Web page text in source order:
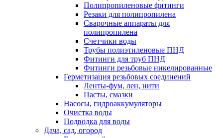
Полипропиленовые фитинги
Резаки для полипропилена
Сварочные аппараты для
полипропилена
Счетчики воды
Трубы полиэтиленовые ПНД
Фитинги для труб ПНД
Фитинги резьбовые никелированные
Герметизация резьбовых соединений
Ленты-фум, лен, нити
Пасты, смазки
Насосы, гидроаккумуляторы
Очистка воды
Подводка для воды
Дача, сад, огород